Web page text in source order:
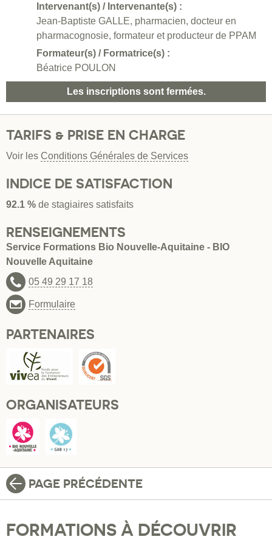
Intervenant(s) / Intervenante(s) :
Jean-Baptiste GALLE, pharmacien, docteur en
pharmacognosie, formateur et producteur de PPAM
Formateur(s) / Formatrice(s) :
Béatrice POULON
Les inscriptions sont fermées.
TARIFS & PRISE EN CHARGE
Voir les Conditions Générales de Services
INDICE DE SATISFACTION
92.1 % de stagiaires satisfaits
RENSEIGNEMENTS
Service Formations Bio Nouvelle-Aquitaine - BIO
Nouvelle Aquitaine
05 49 29 17 18
Formulaire
PARTENAIRES
ORGANISATEURS
PAGE PRÉCÉDENTE
FORMATIONS À DÉCOUVRIR